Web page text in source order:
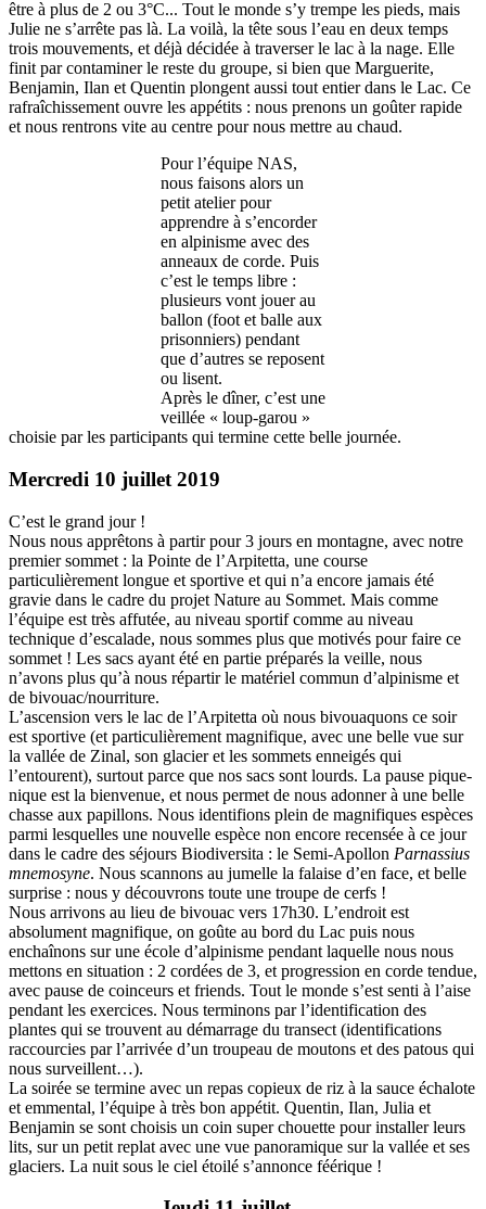
être à plus de 2 ou 3°C... Tout le monde s’y trempe les pieds, mais
Julie ne s’arrête pas là. La voilà, la tête sous l’eau en deux temps
trois mouvements, et déjà décidée à traverser le lac à la nage. Elle
finit par contaminer le reste du groupe, si bien que Marguerite,
Benjamin, Ilan et Quentin plongent aussi tout entier dans le Lac. Ce
rafraîchissement ouvre les appétits : nous prenons un goûter rapide
et nous rentrons vite au centre pour nous mettre au chaud.
Pour l’équipe NAS,
nous faisons alors un
petit atelier pour
apprendre à s’encorder
en alpinisme avec des
anneaux de corde. Puis
c’est le temps libre :
plusieurs vont jouer au
ballon (foot et balle aux
prisonniers) pendant
que d’autres se reposent
ou lisent.
Après le dîner, c’est une
veillée « loup-garou »
choisie par les participants qui termine cette belle journée.
Mercredi 10 juillet 2019
C’est le grand jour !
Nous nous apprêtons à partir pour 3 jours en montagne, avec notre
premier sommet : la Pointe de l’Arpitetta, une course
particulièrement longue et sportive et qui n’a encore jamais été
gravie dans le cadre du projet Nature au Sommet. Mais comme
l’équipe est très affutée, au niveau sportif comme au niveau
technique d’escalade, nous sommes plus que motivés pour faire ce
sommet ! Les sacs ayant été en partie préparés la veille, nous
n’avons plus qu’à nous répartir le matériel commun d’alpinisme et
de bivouac/nourriture.
L’ascension vers le lac de l’Arpitetta où nous bivouaquons ce soir
est sportive (et particulièrement magnifique, avec une belle vue sur
la vallée de Zinal, son glacier et les sommets enneigés qui
l’entourent), surtout parce que nos sacs sont lourds. La pause pique-
nique est la bienvenue, et nous permet de nous adonner à une belle
chasse aux papillons. Nous identifions plein de magnifiques espèces
parmi lesquelles une nouvelle espèce non encore recensée à ce jour
dans le cadre des séjours Biodiversita : le Semi-Apollon Parnassius
mnemosyne. Nous scannons au jumelle la falaise d’en face, et belle
surprise : nous y découvrons toute une troupe de cerfs !
Nous arrivons au lieu de bivouac vers 17h30. L’endroit est
absolument magnifique, on goûte au bord du Lac puis nous
enchaînons sur une école d’alpinisme pendant laquelle nous nous
mettons en situation : 2 cordées de 3, et progression en corde tendue,
avec pause de coinceurs et friends. Tout le monde s’est senti à l’aise
pendant les exercices. Nous terminons par l’identification des
plantes qui se trouvent au démarrage du transect (identifications
raccourcies par l’arrivée d’un troupeau de moutons et des patous qui
nous surveillent…).
La soirée se termine avec un repas copieux de riz à la sauce échalote
et emmental, l’équipe à très bon appétit. Quentin, Ilan, Julia et
Benjamin se sont choisis un coin super chouette pour installer leurs
lits, sur un petit replat avec une vue panoramique sur la vallée et ses
glaciers. La nuit sous le ciel étoilé s’annonce féérique !